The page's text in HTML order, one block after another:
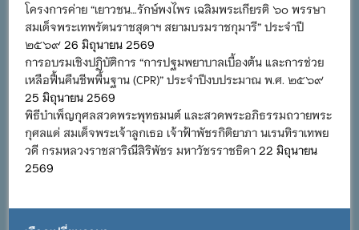
โครงการค่าย “เยาวชน…รักษ์พงไพร เฉลิมพระเกียรติ ๖๐ พรรษา
สมเด็จพระเทพรัตนราชสุดาฯ สยามบรมราชกุมารี” ประจำปี
๒๕๖๙ 26 มิถุนายน 2569
การอบรมเชิงปฏิบัติการ “การปฐมพยาบาลเบื้องต้น และการช่วย
เหลือฟื้นคืนชีพพื้นฐาน (CPR)” ประจำปีงบประมาณ พ.ศ. ๒๕๖๙
25 มิถุนายน 2569
พิธีบำเพ็ญกุศลสวดพระพุทธมนต์ และสวดพระอภิธรรมถวายพระ
กุศลแด่ สมเด็จพระเจ้าลูกเธอ เจ้าฟ้าพัชรกิติยาภา นเรนทิราเทพย
วดี กรมหลวงราชสาริณีสิริพัชร มหาวัชรราชธิดา 22 มิถุนายน
2569